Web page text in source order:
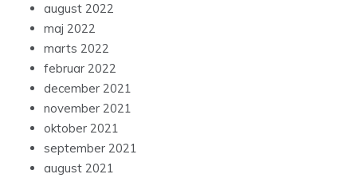
august 2022
maj 2022
marts 2022
februar 2022
december 2021
november 2021
oktober 2021
september 2021
august 2021